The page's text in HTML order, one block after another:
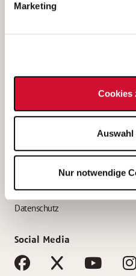
Marketing
Cookies
Auswahl
Nur notwendige
Bewerbung als
Bewerbung als Erzieher*in
AWO Gliederungen nach
Impressum
Datenschutz
Social Media